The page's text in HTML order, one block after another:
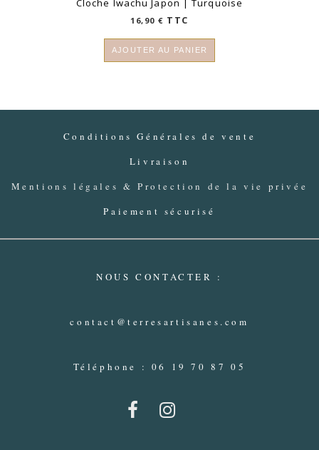
Cloche Iwachu Japon | Turquoise
16,90€ TTC
AJOUTER AU PANIER
Conditions Générales de vente
Livraison
Mentions légales & Protection de la vie privée
Paiement sécurisé
NOUS CONTACTER :
contact@terresartisanes.com
Téléphone : 06 19 70 87 05